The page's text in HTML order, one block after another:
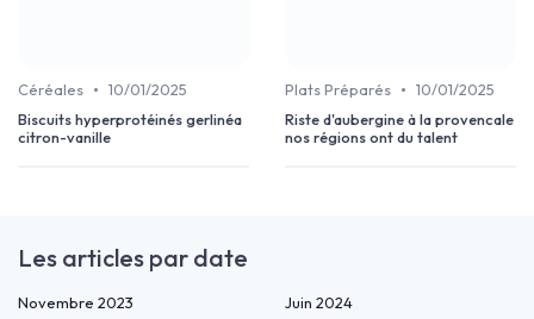
Céréales • 10/01/2025
Biscuits hyperprotéinés gerlinéa
citron-vanille
Plats Préparés • 10/01/2025
Riste d'aubergine à la provencale
nos régions ont du talent
Les articles par date
Novembre 2023
Juin 2024